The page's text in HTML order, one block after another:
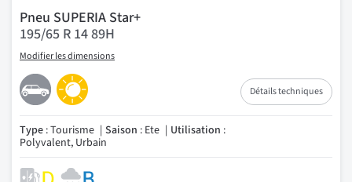
Pneu SUPERIA Star+
195/65 R 14 89H
Modifier les dimensions
Détails techniques
Type : Tourisme Saison : Ete Utilisation :
Polyvalent, Urbain